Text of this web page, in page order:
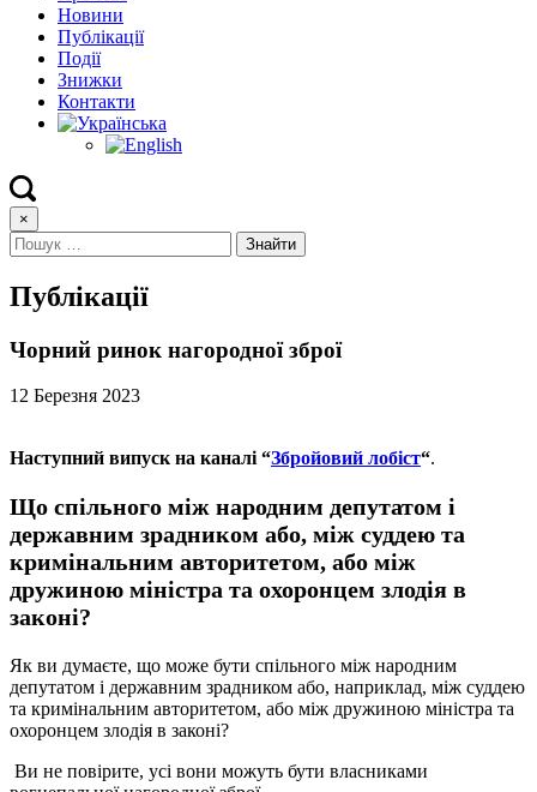
Новини
Публікації
Події
Знижки
Контакти
×
Публікації
Чорний ринок нагородної зброї
12 Березня 2023
Наступний випуск на каналі “Збройовий лобіст“.
Що спільного між народним депутатом і
державним зрадником або, між суддею та
кримінальним авторитетом, або між
дружиною міністра та охоронцем злодія в
законі?
Як ви думаєте, що може бути спільного між народним
депутатом і державним зрадником або, наприклад, між суддею
та кримінальним авторитетом, або між дружиною міністра та
охоронцем злодія в законі?
Ви не повірите, усі вони можуть бути власниками